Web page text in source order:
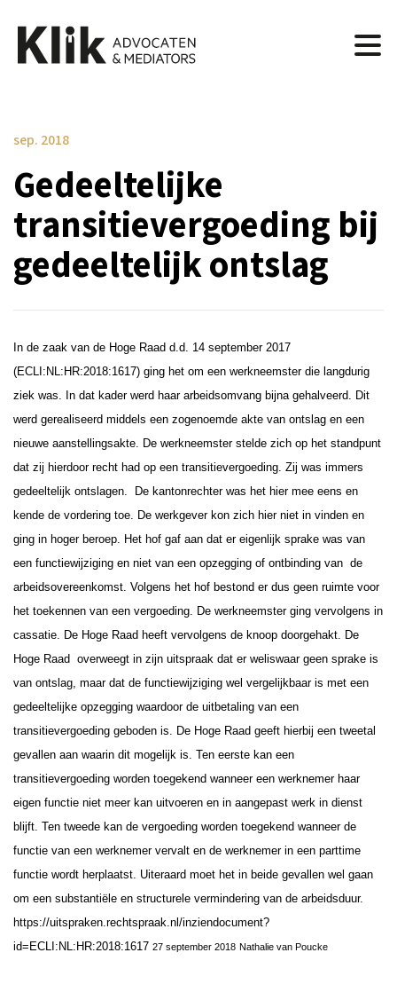
sep. 2018
Gedeeltelijke
transitievergoeding bij
gedeeltelijk ontslag
In de zaak van de Hoge Raad d.d. 14 september 2017
(ECLI:NL:HR:2018:1617) ging het om een werkneemster die langdurig
ziek was. In dat kader werd haar arbeidsomvang bijna gehalveerd. Dit
werd gerealiseerd middels een zogenoemde akte van ontslag en een
nieuwe aanstellingsakte. De werkneemster stelde zich op het standpunt
dat zij hierdoor recht had op een transitievergoeding. Zij was immers
gedeeltelijk ontslagen. De kantonrechter was het hier mee eens en
kende de vordering toe. De werkgever kon zich hier niet in vinden en
ging in hoger beroep. Het hof gaf aan dat er eigenlijk sprake was van
een functiewijziging en niet van een opzegging of ontbinding van de
arbeidsovereenkomst. Volgens het hof bestond er dus geen ruimte voor
het toekennen van een vergoeding. De werkneemster ging vervolgens in
cassatie. De Hoge Raad heeft vervolgens de knoop doorgehakt. De
Hoge Raad overweegt in zijn uitspraak dat er weliswaar geen sprake is
van ontslag, maar dat de functiewijziging wel vergelijkbaar is met een
gedeeltelijke opzegging waardoor de uitbetaling van een
transitievergoeding geboden is. De Hoge Raad geeft hierbij een tweetal
gevallen aan waarin dit mogelijk is. Ten eerste kan een
transitievergoeding worden toegekend wanneer een werknemer haar
eigen functie niet meer kan uitvoeren en in aangepast werk in dienst
blijft. Ten tweede kan de vergoeding worden toegekend wanneer de
functie van een werknemer vervalt en de werknemer in een parttime
functie wordt herplaatst. Uiteraard moet het in beide gevallen wel gaan
om een substantiële en structurele vermindering van de arbeidsduur.
https://uitspraken.rechtspraak.nl/inziendocument?
id=ECLI:NL:HR:2018:1617 27 september 2018 Nathalie van Poucke